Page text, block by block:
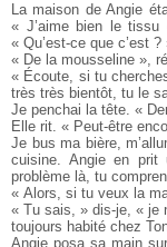
La maison de Angie
« J’aime bien le
« Qu’est-ce que c’est ?
« De la mousseline »,
« Écoute, si tu
très très bientôt, tu le
Je penchai la tête. «
Elle rit. « Peut-être
Je bus ma bière,
cuisine. Angie en
problème là, tu
« Alors, si tu veux la
« Tu sais, » dis-je, « je
toujours habité chez
Angie posa sa main